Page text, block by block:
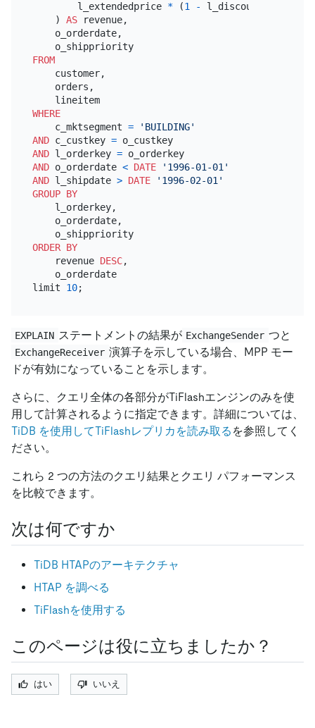
        l_extendedprice
* (1 - l_discount)
    )
AS revenue,
    o_orderdate,
    o_shippriority
FROM
    customer,
    orders,
    lineitem
WHERE
    c_mktsegment
=
'BUILDING'
AND c_custkey =
o_custkey
AND l_orderkey =
o_orderkey
AND o_orderdate < DATE
'1996-01-01'
AND l_shipdate > DATE
'1996-02-01'
GROUP BY
    l_orderkey,
    o_orderdate,
    o_shippriority
ORDER BY
    revenue
DESC,
    o_orderdate
limit 10
EXPLAIN ステートメントの結果が ExchangeSender つと
ExchangeReceiver 演算子を示している場合、MPP モー
ドが有効になっていることを示します。
さらに、クエリ全体の各部分がTiFlashエンジンのみを使
用して計算されるように指定できます。詳細については、
TiDB を使用してTiFlashレプリカを読み取る を参照してく
ださい。
これら 2 つの方法のクエリ結果とクエリ パフォーマンス
を比較できます。
次は何ですか
TiDB HTAPのアーキテクチャ
HTAP を調べる
TiFlashを使用する
このページは役に立ちましたか？
はい いいえ